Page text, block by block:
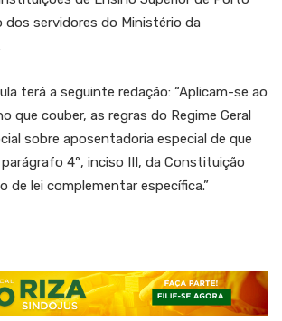
dos servidores do Ministério da
terá a seguinte redação: “Aplicam-se ao
que couber, as regras do Regime Geral
sobre aposentadoria especial de que
4º, inciso III, da Constituição
de lei complementar específica.”